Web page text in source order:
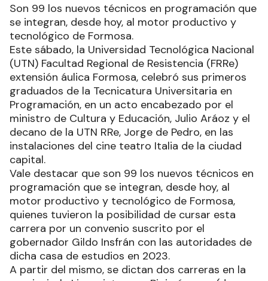
Son 99 los nuevos técnicos en programación que
se integran, desde hoy, al motor productivo y
tecnológico de Formosa.
Este sábado, la Universidad Tecnológica Nacional
(UTN) Facultad Regional de Resistencia (FRRe)
extensión áulica Formosa, celebró sus primeros
graduados de la Tecnicatura Universitaria en
Programación, en un acto encabezado por el
ministro de Cultura y Educación, Julio Aráoz y el
decano de la UTN RRe, Jorge de Pedro, en las
instalaciones del cine teatro Italia de la ciudad
capital.
Vale destacar que son 99 los nuevos técnicos en
programación que se integran, desde hoy, al
motor productivo y tecnológico de Formosa,
quienes tuvieron la posibilidad de cursar esta
carrera por un convenio suscrito por el
gobernador Gildo Insfrán con las autoridades de
dicha casa de estudios en 2023.
A partir del mismo, se dictan dos carreras en la